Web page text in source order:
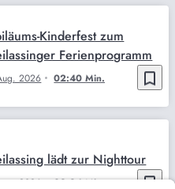
bookmark_border
2026 02:40 Min.
Kinderfest zum
Ferienprogramm
bookmark_border
2026 02:24 Min.
lädt zur Nighttour